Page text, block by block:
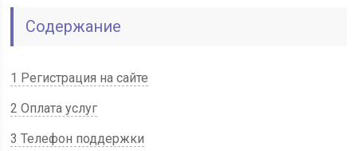
Содержание
1 Регистрация на сайте
2 Оплата услуг
3 Телефон поддержки